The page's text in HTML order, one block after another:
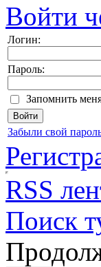
Войти
Логин:
Пароль:
Запомнить
Забыли свой
RSS
Поиск